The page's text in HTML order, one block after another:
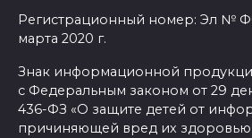
Осторожно! Падение
кирпичей
06 августа 2026 18:30
Выставка «По
Регистрационный номер: Эл №
марта 2020 г.
Знак информационной
с Федеральным законом от 29
436-ФЗ «О защите детей от
причиняющей вред их здоровью